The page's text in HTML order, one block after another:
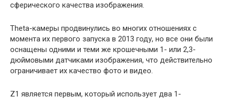
сферического качества изображения.
Theta-камеры продвинулись во многих отношениях с
момента их первого запуска в 2013 году, но все они были
оснащены одними и теми же крошечными 1- или 2,3-
дюймовыми датчиками изображения, что действительно
ограничивает их качество фото и видео.
Z1 является первым, который использует два 1-